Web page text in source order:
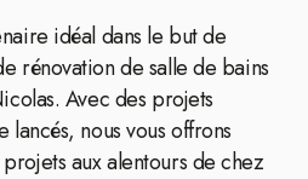
idéal dans le but de
rénovation de salle de bains
Avec des projets
lancés, nous vous offrons
aux alentours de chez